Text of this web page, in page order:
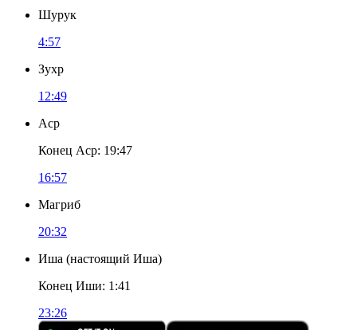
Шурук
4:57
Зухр
12:49
Аср
Конец Аср: 19:47
16:57
Магриб
20:32
Иша (настоящий Иша)
Конец Иши: 1:41
23:26